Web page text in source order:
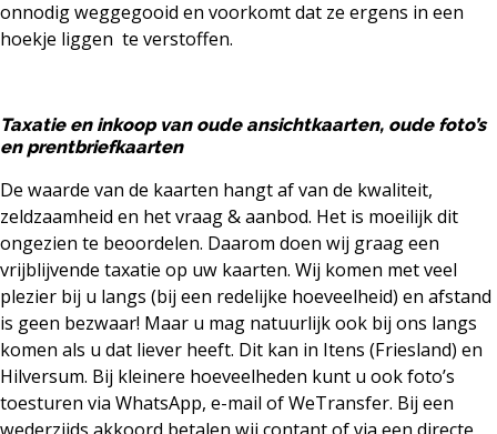
onnodig weggegooid en voorkomt dat ze ergens in een
hoekje liggen te verstoffen.
Taxatie en inkoop van oude ansichtkaarten, oude foto’s
en prentbriefkaarten
De waarde van de kaarten hangt af van de kwaliteit,
zeldzaamheid en het vraag & aanbod. Het is moeilijk dit
ongezien te beoordelen. Daarom doen wij graag een
vrijblijvende taxatie op uw kaarten. Wij komen met veel
plezier bij u langs (bij een redelijke hoeveelheid) en afstand
is geen bezwaar! Maar u mag natuurlijk ook bij ons langs
komen als u dat liever heeft. Dit kan in Itens (Friesland) en
Hilversum. Bij kleinere hoeveelheden kunt u ook foto’s
toesturen via WhatsApp, e-mailofWeTransfer. Bij een